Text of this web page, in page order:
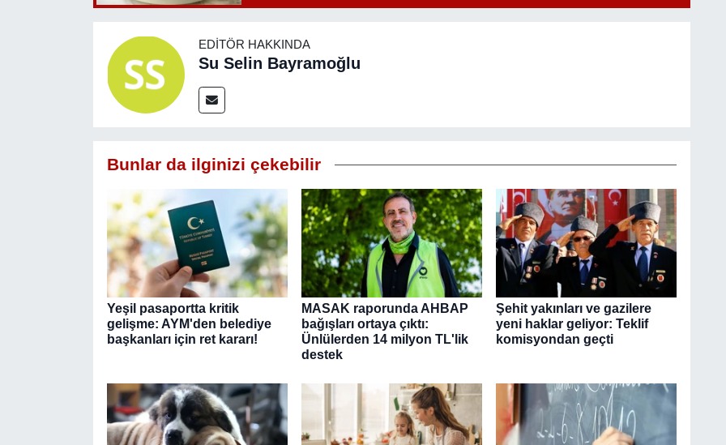
EDITÖR HAKKINDA
Su Selin Bayramoğlu
Bunlar da ilginizi çekebilir
Yeşil pasaportta kritik
gelişme: AYM'den belediye
başkanları için ret kararı!
MASAK raporunda AHBAP
bağışları ortaya çıktı:
Ünlülerden 14 milyon TL'lik
destek
Şehit yakınları ve gazilere
yeni haklar geliyor: Teklif
komisyondan geçti